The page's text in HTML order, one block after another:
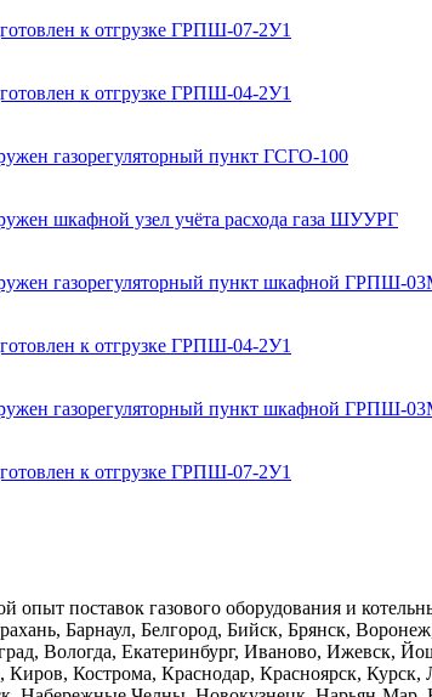
к отгрузке ГРПШ-07-2У1
к отгрузке ГРПШ-04-2У1
газорегуляторный пункт ГСГО-100
шкафной узел учёта расхода газа ШУУРГ
газорегуляторный пункт шкафной ГРПШ-
к отгрузке ГРПШ-04-2У1
газорегуляторный пункт шкафной ГРПШ-
к отгрузке ГРПШ-07-2У1
опыт поставок газового оборудования и
Барнаул, Белгород, Бийск, Брянск,
Вологда, Екатеринбург, Иваново, Ижевск,
Киров, Кострома, Краснодар, Красноярск,